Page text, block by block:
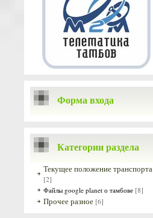
Форма входа
Категории раздела
Текущее положение транспорта
[2]
Файлы google planet о тамбове [8]
Прочее разное [6]